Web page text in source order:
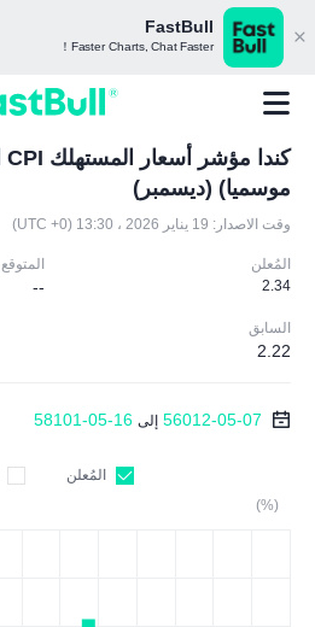
FastBull
Faster Charts, Chat Faster！
موسميا) (ديسمبر)
وقت الاصدار: 19 يناير 2026 ، 13:30 (UTC +0)
المُعلن
2.34
المتوقع
--
السابق
2.22
56012-05-07 إلى 58101-05-16
المُعلن
(%)